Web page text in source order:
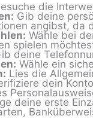
die
Gib deine
angibst, da
Wähle bei
spielen
deine
Wähle ein
Lies die
dein
deine erste